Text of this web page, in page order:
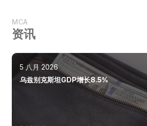
MCA
资讯
5 八月 2026
乌兹别克斯坦GDP增长8.5%